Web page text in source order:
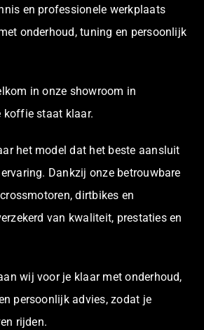
en professionele werkplaats
onderhoud, tuning en persoonlijk
in onze showroom in
koffie staat klaar.
het model dat het beste aansluit
Dankzij onze betrouwbare
dirtbikes en
van kwaliteit, prestaties en
wij voor je klaar met onderhoud,
persoonlijk advies, zodat je
rijden.